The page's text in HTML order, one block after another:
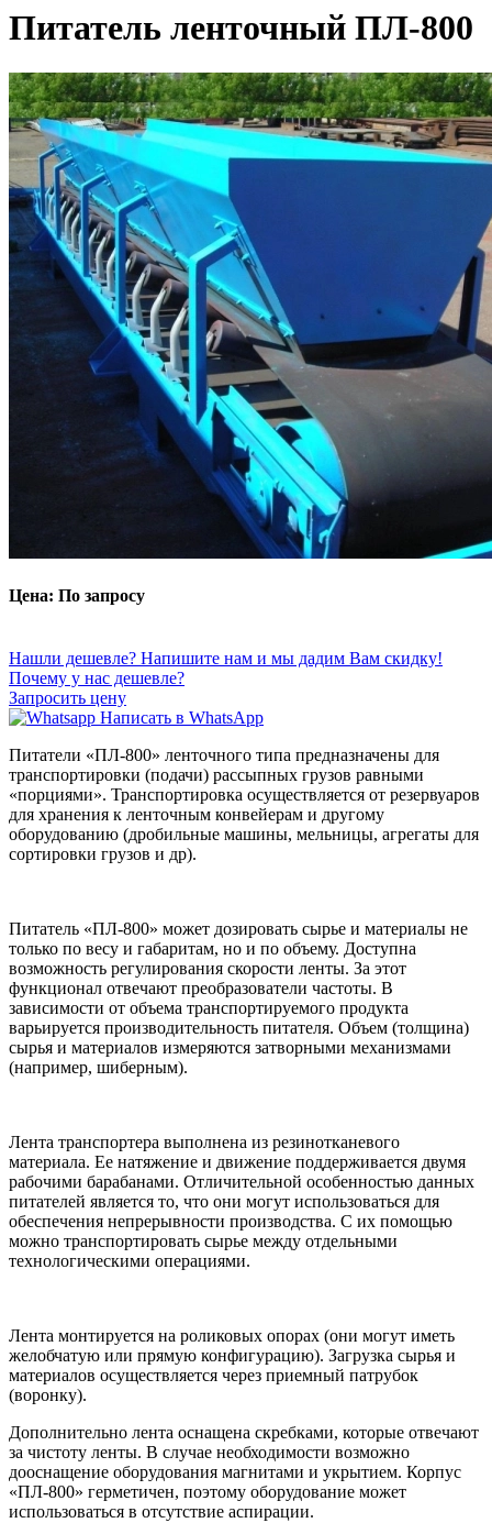
Питатель ленточный ПЛ-800
Цена: По запросу
Нашли дешевле? Напишите нам и мы дадим Вам скидку!
Почему у нас дешевле?
Запросить цену
Написать в WhatsApp
Питатели «ПЛ-800» ленточного типа предназначены для
транспортировки (подачи) рассыпных грузов равными
«порциями». Транспортировка осуществляется от резервуаров
для хранения к ленточным конвейерам и другому
оборудованию (дробильные машины, мельницы, агрегаты для
сортировки грузов и др).
Питатель «ПЛ-800» может дозировать сырье и материалы не
только по весу и габаритам, но и по объему. Доступна
возможность регулирования скорости ленты. За этот
функционал отвечают преобразователи частоты. В
зависимости от объема транспортируемого продукта
варьируется производительность питателя. Объем (толщина)
сырья и материалов измеряются затворными механизмами
(например, шиберным).
Лента транспортера выполнена из резинотканевого
материала. Ее натяжение и движение поддерживается двумя
рабочими барабанами. Отличительной особенностью данных
питателей является то, что они могут использоваться для
обеспечения непрерывности производства. С их помощью
можно транспортировать сырье между отдельными
технологическими операциями.
Лента монтируется на роликовых опорах (они могут иметь
желобчатую или прямую конфигурацию). Загрузка сырья и
материалов осуществляется через приемный патрубок
(воронку).
Дополнительно лента оснащена скребками, которые отвечают
за чистоту ленты. В случае необходимости возможно
дооснащение оборудования магнитами и укрытием. Корпус
«ПЛ-800» герметичен, поэтому оборудование может
использоваться в отсутствие аспирации.